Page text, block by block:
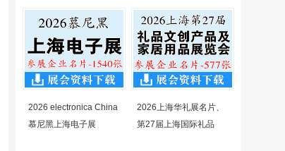
2026 electronica China
慕尼黑上海电子展
2026上海华礼展名片、
第27届上海国际礼品